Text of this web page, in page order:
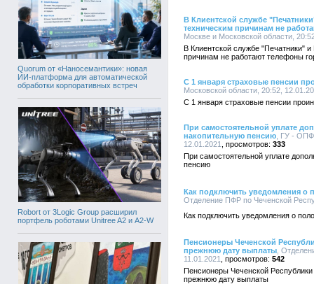
Quorum от «Наносемантики»: новая
ИИ-платформа для автоматической
обработки корпоративных встреч
Robort от 3Logic Group расширил
портфель роботами Unitree A2 и A2-W
В Клиентской службе
техническим причинам не
Москве и Московской области,
В Клиентской службе "Печатники"
причинам не работают телефоны
C 1 января страховые пенсии
Московской области, 20:52,
C 1 января страховые пенсии
При самостоятельной уплате
накопительную пенсию , ГУ -
12.01.2021
333
При самостоятельной уплате
пенсию
Как подключить уведомления о
Отделение ПФР по Чеченской
Как подключить уведомления о
Пенсионеры Чеченской
прежнюю дату выплаты ,
11.01.2021
542
Пенсионеры Чеченской
прежнюю дату выплаты